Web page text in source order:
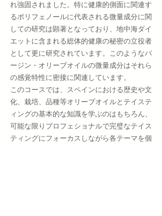
れ強固されました。特に健康的側面に関連す
るポリフェノールに代表される微量成分に関
しての研究は顕著となっており、地中海ダイ
エットに含まれる総体的健康の秘密の立役者
として更に研究されています。このようなバ
ージン・オリーブオイルの微量成分はそれら
の感覚特性に密接に関連しています。
このコースでは、スペインにおける歴史や文
化、栽培、品種等オリーブオイルとテイステ
ィングの基本的な知識を学ぶのはもちろん、
可能な限りプロフェショナルで完璧なテイス
ティングにフォーカスしながら各テーマを個